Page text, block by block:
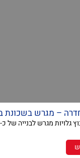
– מגרש בשכונת
מגרש לבנייה של כ-700 מ"ר